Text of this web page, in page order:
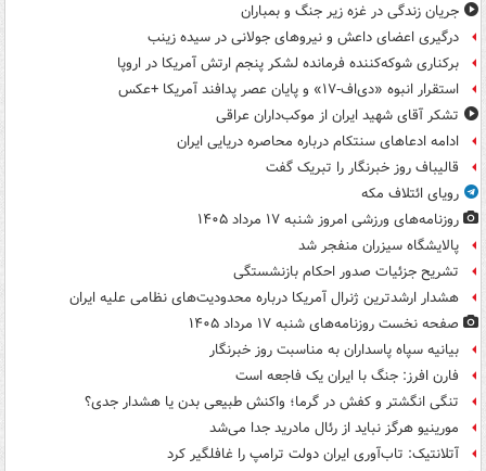
جریان زندگی در غزه زیر جنگ و بمباران
درگیری اعضای داعش و نیروهای جولانی در سیده زینب
برکناری شوکه‌کننده فرمانده لشکر پنجم ارتش آمریکا در اروپا
استقرار انبوه «دی‌اف‑۱۷» و پایان عصر پدافند آمریکا +عکس
تشکر آقای شهید ایران از موکب‌داران عراقی
ادامه ادعاهای سنتکام درباره محاصره دریایی ایران
قالیباف روز خبرنگار را تبریک گفت
رویای ائتلاف مکه
روزنامه‌های ورزشی امروز ‌شنبه ۱۷ مرداد ۱۴۰۵
پالایشگاه سیزران منفجر شد
تشریح جزئیات صدور احکام بازنشستگی
هشدار ارشدترین ژنرال آمریکا درباره محدودیت‌های نظامی علیه ایران
صفحه نخست روزنامه‌های شنبه ۱۷ مرداد ۱۴۰۵
بیانیه سپاه پاسداران به مناسبت روز خبرنگار
فارن افرز: جنگ با ایران یک فاجعه است
تنگی انگشتر و کفش در گرما؛ واکنش طبیعی بدن یا هشدار جدی؟
مورینیو هرگز نباید از رئال مادرید جدا می‌شد
آتلانتیک: تاب‌آوری ایران دولت ترامپ را غافلگیر کرد